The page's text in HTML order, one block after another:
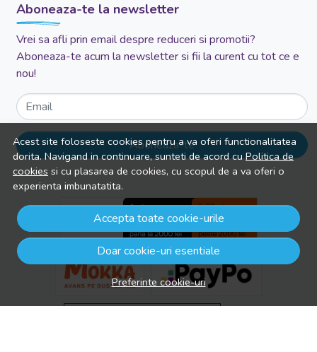
Acest site foloseste cookies pentru a va oferi functionalitatea
dorita. Navigand in continuare, sunteti de acord cuPolitica de
cookies si cu plasarea de cookies, cu scopul de a va oferi o
experienta imbunatatita.
Accepta toate cookie-urile
Doar cookie-uri esentiale
Preferinte cookie-uri
Aboneaza-te la newsletter
Vrei sa afli prin email despre reduceri si promotii?
Aboneaza-te acum la newsletter si fii la curent cu tot ce e
nou!
Email
Aboneaza-te